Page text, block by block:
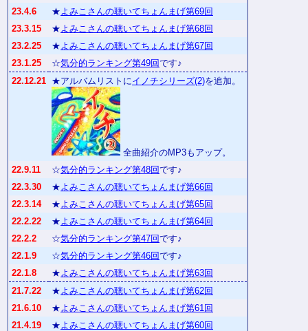
23.4.6
★よみこさんの聴いてちょんまげ第69回
23.3.15
★よみこさんの聴いてちょんまげ第68回
23.2.25
★よみこさんの聴いてちょんまげ第67回
23.1.25
☆気分的ランキング第49回です♪
22.12.21 ★アルバムリストにイノチシリーズ(2)を追加。
全曲紹介のMP3もアップ。
22.9.11
☆気分的ランキング第48回です♪
22.3.30
★よみこさんの聴いてちょんまげ第66回
22.3.14
★よみこさんの聴いてちょんまげ第65回
22.2.22
★よみこさんの聴いてちょんまげ第64回
22.2.2
☆気分的ランキング第47回です♪
22.1.9
☆気分的ランキング第46回です♪
22.1.8
★よみこさんの聴いてちょんまげ第63回
21.7.22
★よみこさんの聴いてちょんまげ第62回
21.6.10
★よみこさんの聴いてちょんまげ第61回
21.4.19
★よみこさんの聴いてちょんまげ第60回